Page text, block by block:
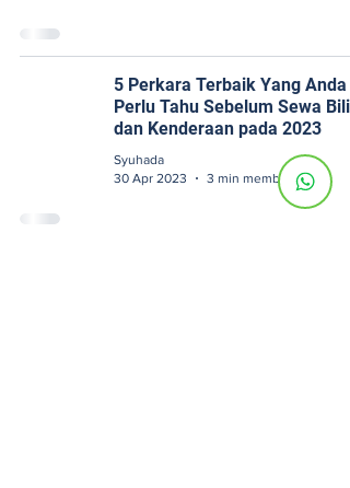
5 Perkara Terbaik Yang Anda
Perlu Tahu Sebelum Sewa Bilik
dan Kenderaan pada 2023
Syuhada
30 Apr 2023
3 min membaca